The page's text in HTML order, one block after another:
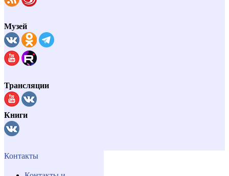
Музей
Трансляции
Книги
Контакты